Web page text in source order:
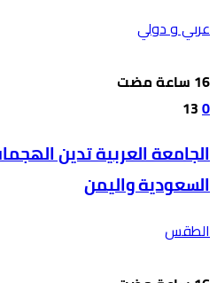
عربي و دولي
0
13
الجامعة العربية تدين
السعودية واليمن
الطقس